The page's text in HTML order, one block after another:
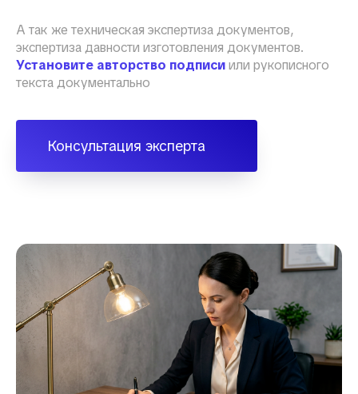
А так же техническая экспертиза документов,
экспертиза давности изготовления документов.
Установите авторство подписиили рукописного
текста документально
Консультация эксперта